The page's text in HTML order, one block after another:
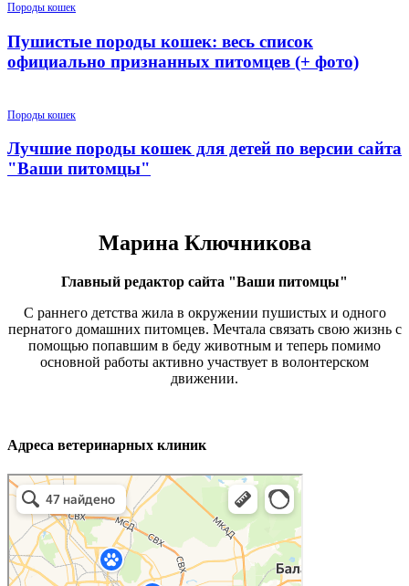
Породы кошек
Пушистые породы кошек: весь список
официально признанных питомцев (+ фото)
Породы кошек
Лучшие породы кошек для детей по версии сайта
"Ваши питомцы"
Марина Ключникова
Главный редактор сайта "Ваши питомцы"
С раннего детства жила в окружении пушистых и одного
пернатого домашних питомцев. Мечтала связать свою жизнь с
помощью попавшим в беду животным и теперь помимо
основной работы активно участвует в волонтерском
движении.
Адреса ветеринарных клиник